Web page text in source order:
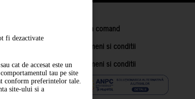
Cum comand
Termeni si conditii
Termeni si conditii
fi dezactivate
cat de accesat este un
tau pe site
conform preferintelor tale.
site-ului si a